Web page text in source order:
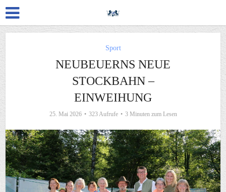
Sport
NEUBEUERNS NEUE
STOCKBAHN –
EINWEIHUNG
25. Mai 2026 323 Aufrufe 3 Minuten zum Lesen